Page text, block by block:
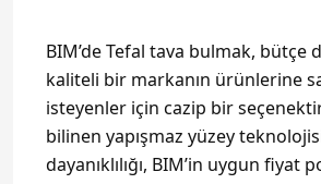
BIM’de Tefal tava bulmak, bütçe
kaliteli bir markanın ürünlerine
isteyenler için cazip bir
bilinen yapışmaz yüzey
dayanıklılığı, BIM’in uygun fiyat